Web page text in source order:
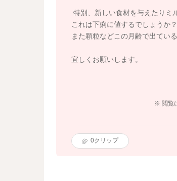
特別、新しい食材を与えたりミ
これは下痢に値するでしょうか？
また顆粒などこの月齢で出てい
宜しくお願いします。
※ 閲覧
0クリップ